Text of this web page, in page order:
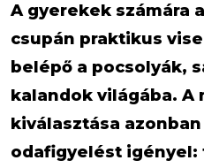
A gyerekek számára
csupán praktikus
belépő a pocsolyák,
kalandok világába.
kiválasztása
odafigyelést igényel: